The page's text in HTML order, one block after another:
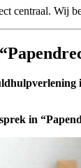
centraal. Wij
in